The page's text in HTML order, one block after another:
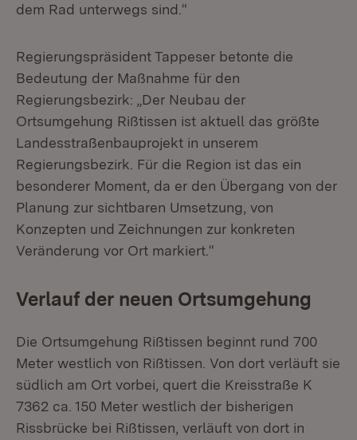
dem Rad unterwegs sind.“
Regierungspräsident Tappeser betonte die
Bedeutung der Maßnahme für den
Regierungsbezirk: „Der Neubau der
Ortsumgehung Rißtissen ist aktuell das größte
Landesstraßenbauprojekt in unserem
Regierungsbezirk. Für die Region ist das ein
besonderer Moment, da er den Übergang von der
Planung zur sichtbaren Umsetzung, von
Konzepten und Zeichnungen zur konkreten
Veränderung vor Ort markiert.“
Verlauf der neuen Ortsumgehung
Die Ortsumgehung Rißtissen beginnt rund 700
Meter westlich von Rißtissen. Von dort verläuft sie
südlich am Ort vorbei, quert die Kreisstraße K
7362 ca. 150 Meter westlich der bisherigen
Rissbrücke bei Rißtissen, verläuft von dort in